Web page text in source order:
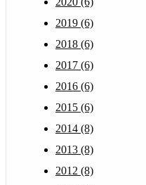
2019 (6)
2018 (6)
2017 (6)
2016 (6)
2015 (6)
2014 (8)
2013 (8)
2012 (8)